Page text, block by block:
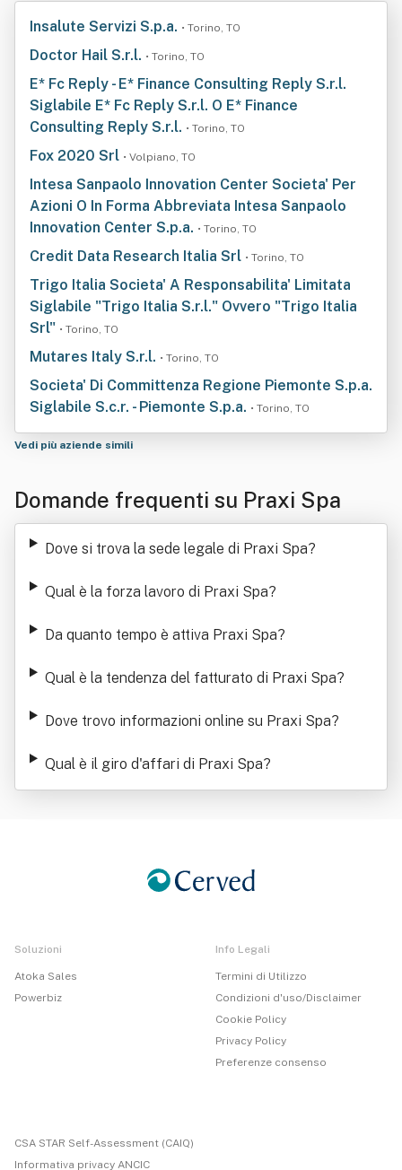
Insalute Servizi S.p.a. • Torino, TO
Doctor Hail S.r.l. • Torino, TO
E* Fc Reply - E* Finance Consulting Reply S.r.l.
Siglabile E* Fc Reply S.r.l. O E* Finance
Consulting Reply S.r.l. • Torino, TO
Fox 2020 Srl • Volpiano, TO
Intesa Sanpaolo Innovation Center Societa' Per
Azioni O In Forma Abbreviata Intesa Sanpaolo
Innovation Center S.p.a. • Torino, TO
Credit Data Research Italia Srl • Torino, TO
Trigo Italia Societa' A Responsabilita' Limitata
Siglabile "Trigo Italia S.r.l." Ovvero "Trigo Italia
Srl" • Torino, TO
Mutares Italy S.r.l. • Torino, TO
Societa' Di Committenza Regione Piemonte S.p.a.
Siglabile S.c.r. - Piemonte S.p.a. • Torino, TO
Vedi più aziende simili
Domande frequenti su Praxi Spa
Dove si trova la sede legale di Praxi Spa?
Qual è la forza lavoro di Praxi Spa?
Da quanto tempo è attiva Praxi Spa?
Qual è la tendenza del fatturato di Praxi Spa?
Dove trovo informazioni online su Praxi Spa?
Qual è il giro d'affari di Praxi Spa?
Soluzioni
Atoka Sales
Powerbiz
Info Legali
Termini di Utilizzo
Condizioni d'uso/Disclaimer
Cookie Policy
Privacy Policy
Preferenze consenso
CSA STAR Self-Assessment (CAIQ)
Informativa privacy ANCIC